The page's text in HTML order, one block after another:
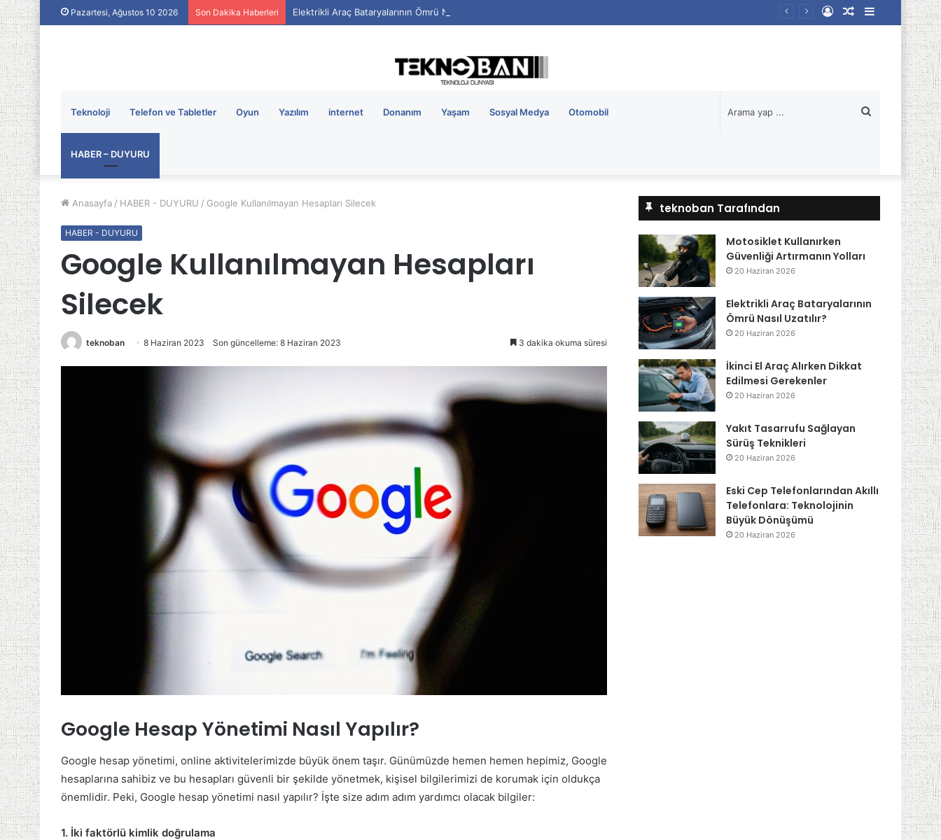
Pazartesi, Ağustos 10 2026 Son Dakika Haberleri Elektrikli Araç Bataryalarının Ömrü Nasıl Uzatılır?
Kenar
Bölmesi
Rastgele
Kayıt
Teknoloji Telefon ve Tabletler Oyun Yazılım internet Donanım Yaşam Sosyal Medya Otomobil
HABER – DUYURU
...
Anasayfa / HABER - DUYURU / Google Kullanılmayan Hesapları Silecek
HABER - DUYURU
Google Kullanılmayan Hesapları
Silecek
teknoban 8 Haziran 2023 Son güncelleme: 8 Haziran 2023 3 dakika okuma süresi
Google Hesap Yönetimi Nasıl Yapılır?
Google hesap yönetimi, online aktivitelerimizde büyük önem taşır. Günümüzde hemen hemen hepimiz, Google
hesaplarına sahibiz ve bu hesapları güvenli bir şekilde yönetmek, kişisel bilgilerimizi de korumak için oldukça
önemlidir. Peki, Google hesap yönetimi nasıl yapılır? İşte size adım adım yardımcı olacak bilgiler:
1. İki faktörlü kimlik doğrulama
teknoban Tarafından
Motosiklet Kullanırken
Güvenliği Artırmanın Yolları
20 Haziran 2026
Elektrikli Araç Bataryalarının
Ömrü Nasıl Uzatılır?
20 Haziran 2026
İkinci El Araç Alırken Dikkat
Edilmesi Gerekenler
20 Haziran 2026
Yakıt Tasarrufu Sağlayan
Sürüş Teknikleri
20 Haziran 2026
Eski Cep Telefonlarından Akıllı
Telefonlara: Teknolojinin
Büyük Dönüşümü
20 Haziran 2026